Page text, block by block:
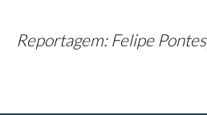
Reportagem: Felipe